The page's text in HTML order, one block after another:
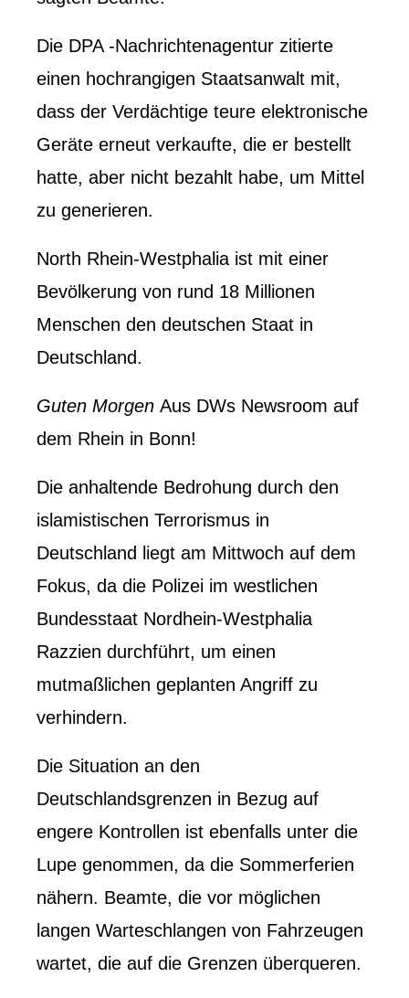
Die DPA -Nachrichtenagentur zitierte
einen hochrangigen Staatsanwalt mit,
dass der Verdächtige teure elektronische
Geräte erneut verkaufte, die er bestellt
hatte, aber nicht bezahlt habe, um Mittel
zu generieren.
North Rhein-Westphalia ist mit einer
Bevölkerung von rund 18 Millionen
Menschen den deutschen Staat in
Deutschland.
Guten Morgen Aus DWs Newsroom auf
dem Rhein in Bonn!
Die anhaltende Bedrohung durch den
islamistischen Terrorismus in
Deutschland liegt am Mittwoch auf dem
Fokus, da die Polizei im westlichen
Bundesstaat Nordhein-Westphalia
Razzien durchführt, um einen
mutmaßlichen geplanten Angriff zu
verhindern.
Die Situation an den
Deutschlandsgrenzen in Bezug auf
engere Kontrollen ist ebenfalls unter die
Lupe genommen, da die Sommerferien
nähern. Beamte, die vor möglichen
langen Warteschlangen von Fahrzeugen
wartet, die auf die Grenzen überqueren.